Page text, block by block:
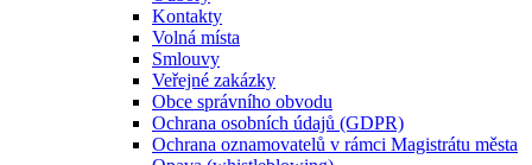
Kontakty
Volná místa
Smlouvy
Veřejné zakázky
Obce správního obvodu
Ochrana osobních údajů (GDPR)
Ochrana oznamovatelů v rámci Magistrátu města